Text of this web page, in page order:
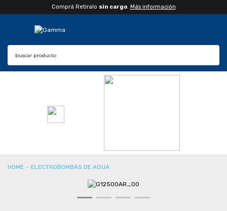
Comprá Retiralo sin cargo. Más información
ELECTROBOMBAS DE AGUA
CONSULTAR PLAZO DE ENTREGA